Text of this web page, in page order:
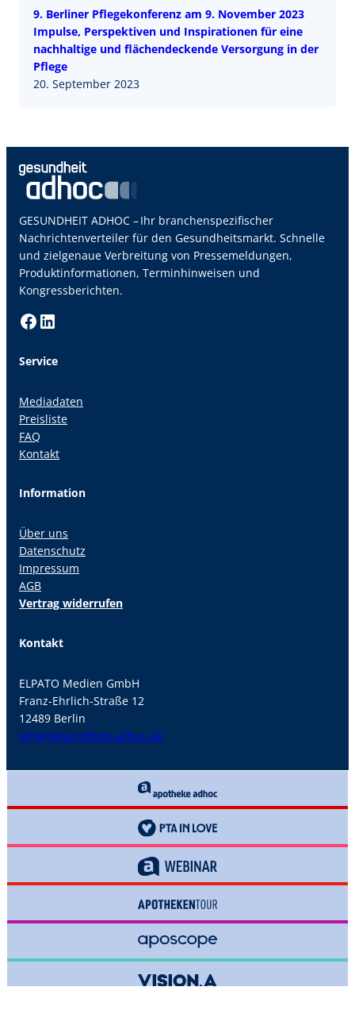
9. Berliner Pflegekonferenz am 9. November 2023
Impulse, Perspektiven und Inspirationen für eine
nachhaltige und flächendeckende Versorgung in der
Pflege
20. September 2023
GESUNDHEIT ADHOC – Ihr branchenspezifischer
Nachrichtenverteiler für den Gesundheitsmarkt. Schnelle
und zielgenaue Verbreitung von Pressemeldungen,
Produktinformationen, Terminhinweisen und
Kongressberichten.
Facebook LinkedIn
Service
Mediadaten
Preisliste
FAQ
Kontakt
Information
Über uns
Datenschutz
Impressum
AGB
Vertrag widerrufen
Kontakt
ELPATO Medien GmbH
Franz-Ehrlich-Straße 12
12489 Berlin
info@gesundheit-adhoc.de